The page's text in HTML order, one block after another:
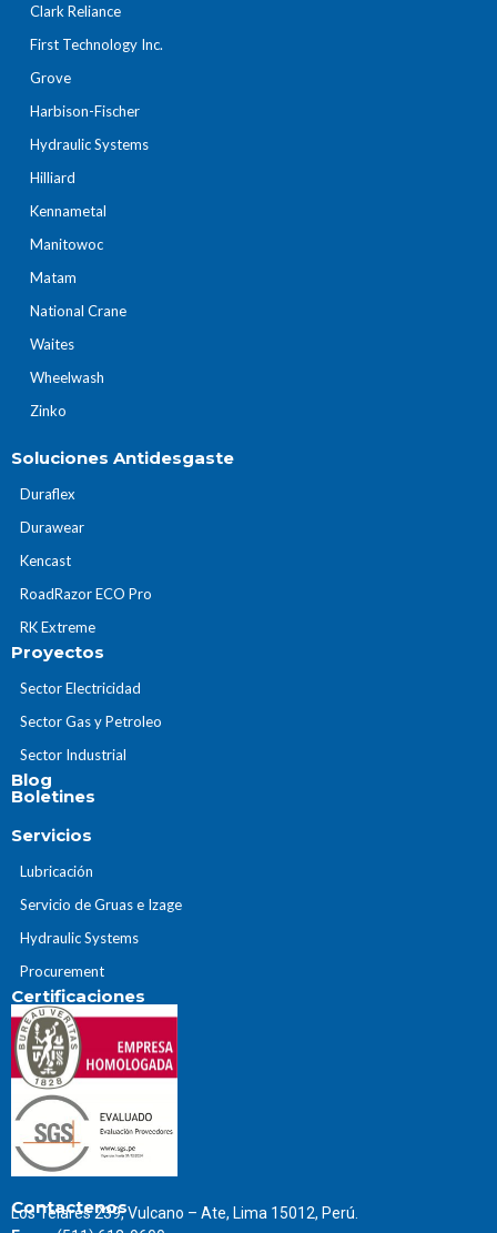
Clark Reliance
First Technology Inc.
Grove
Harbison-Fischer
Hydraulic Systems
Hilliard
Kennametal
Manitowoc
Matam
National Crane
Waites
Wheelwash
Zinko
Soluciones Antidesgaste
Duraflex
Durawear
Kencast
RoadRazor ECO Pro
RK Extreme
Proyectos
Sector Electricidad
Sector Gas y Petroleo
Sector Industrial
Blog
Boletines
Servicios
Lubricación
Servicio de Gruas e Izage
Hydraulic Systems
Procurement
Certificaciones
Contactenos
Los Telares 239, Vulcano – Ate, Lima 15012, Perú.